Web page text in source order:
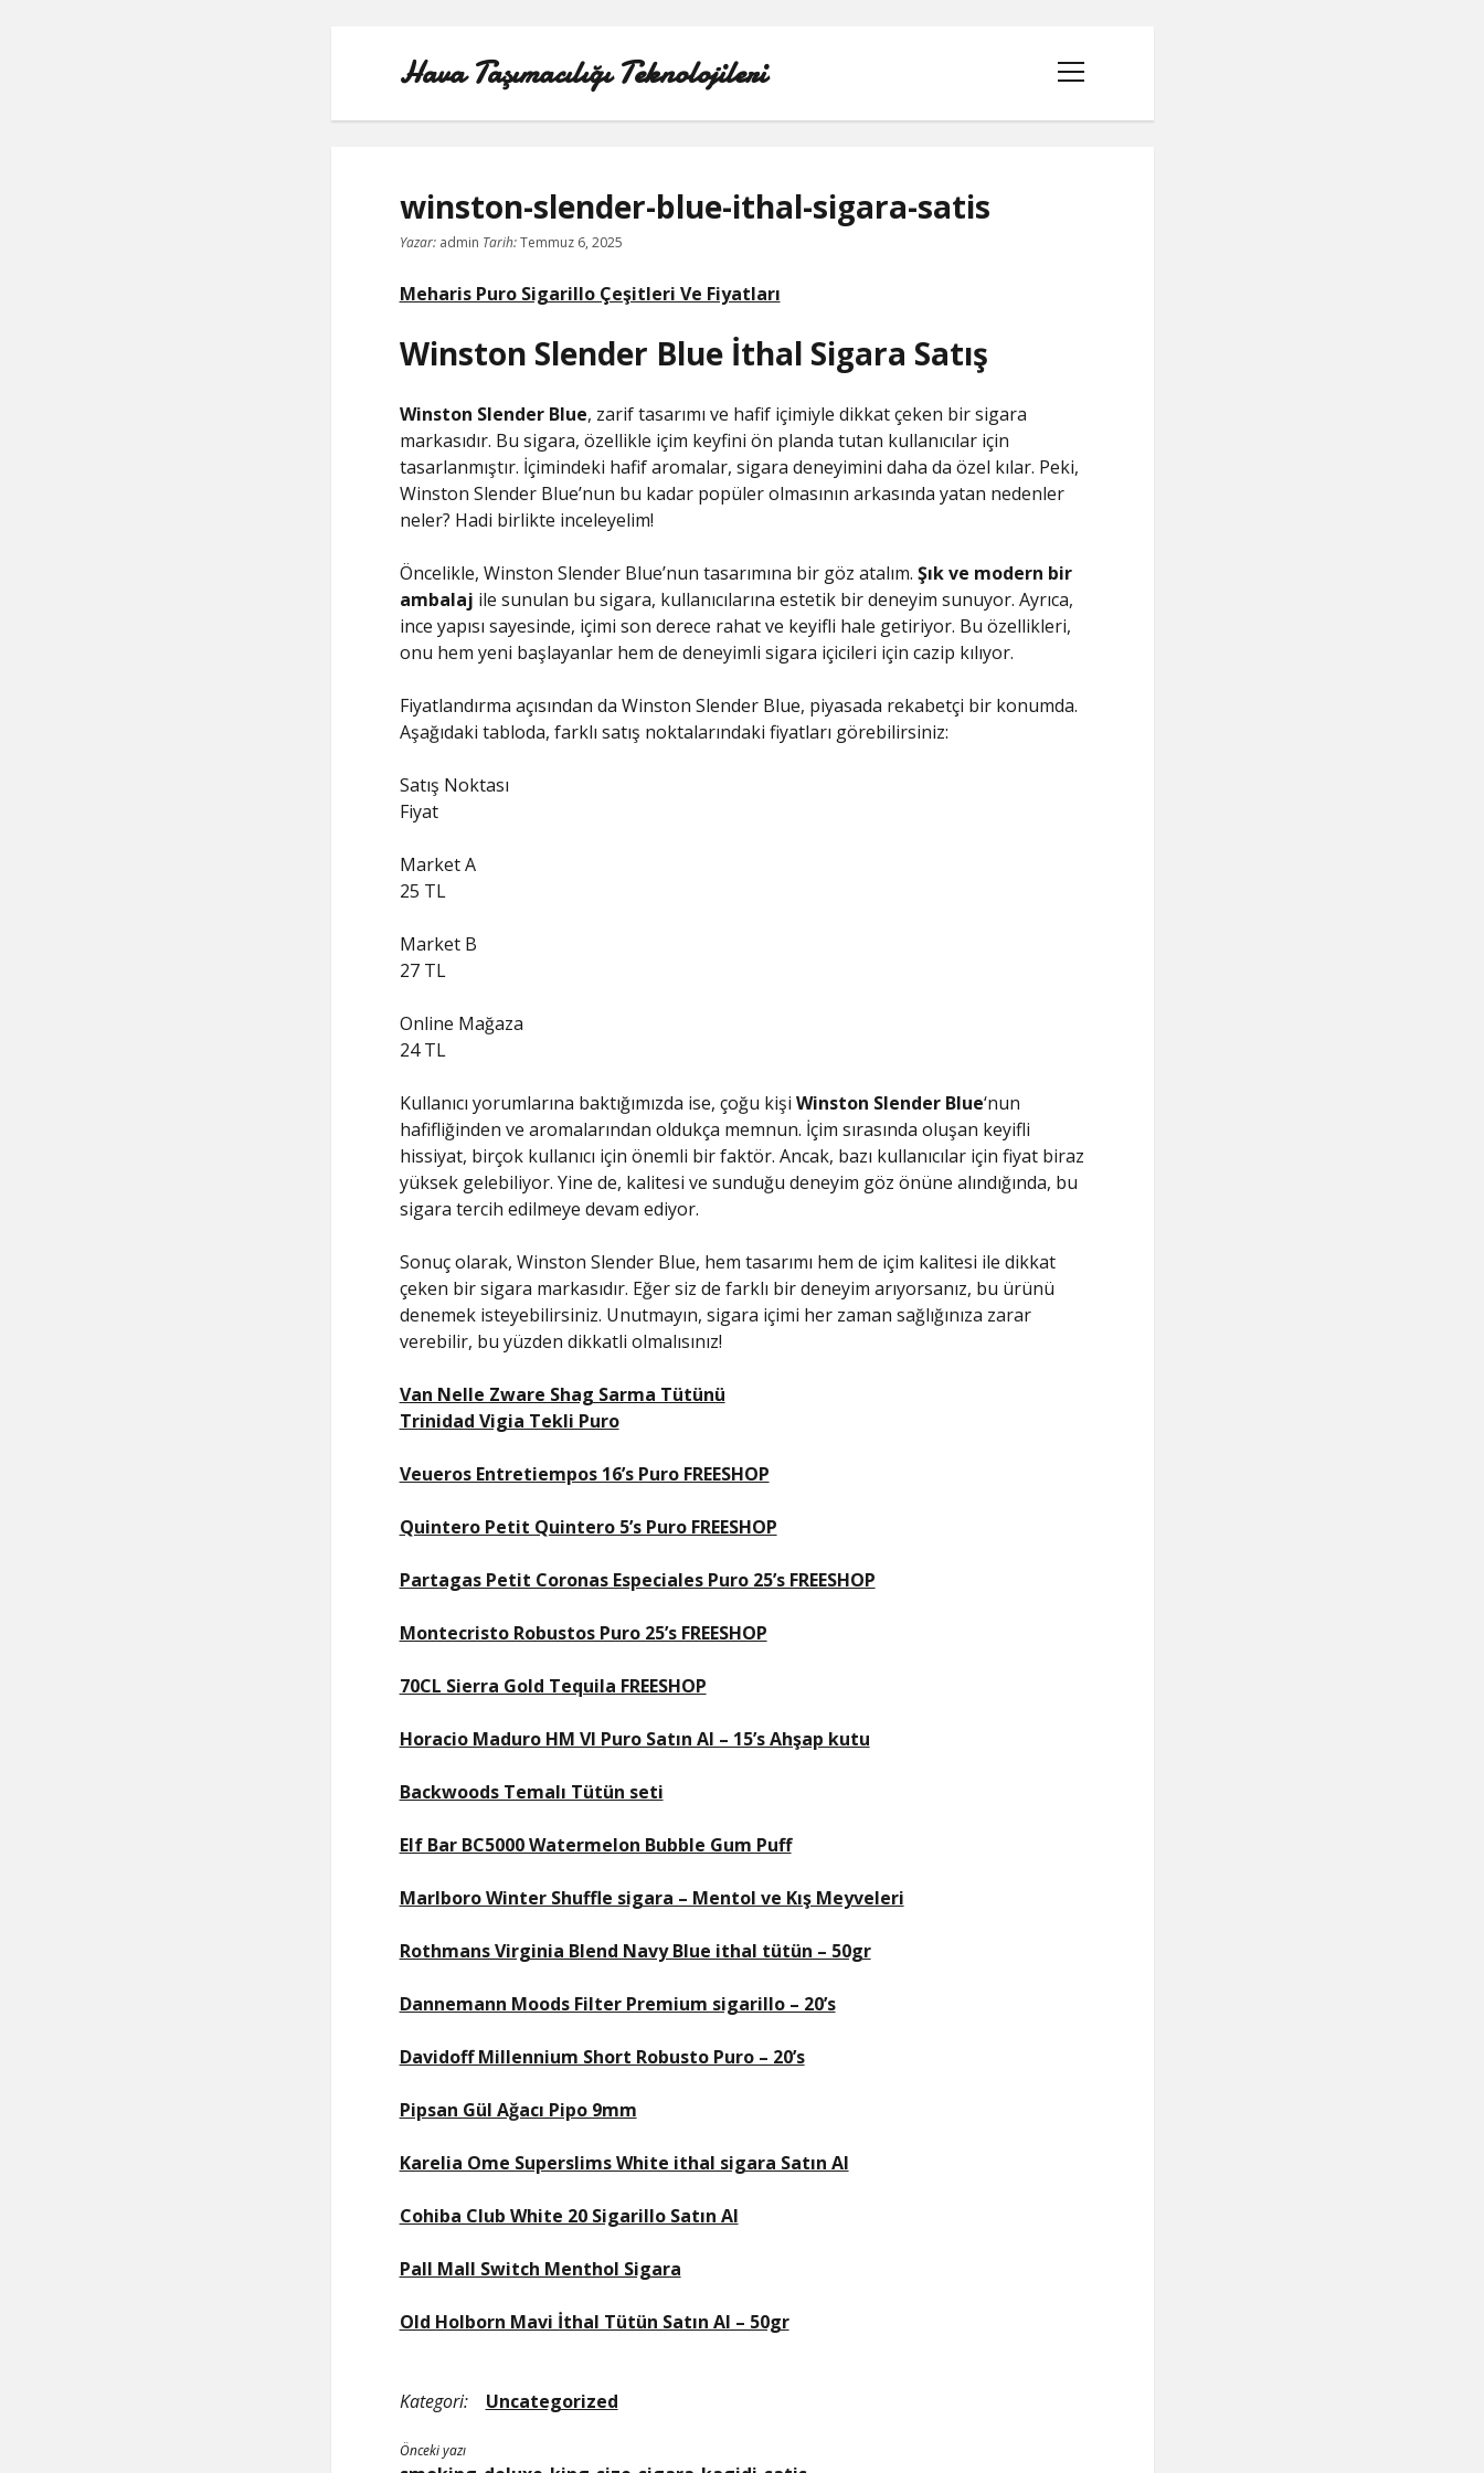
Hava Taşımacılığı Teknolojileri
menüyü
aç
LINKEDIN BEĞENI ATMA HILESI BEDAVA
LISTE
SAYFA LISTESI
ÜCRETSIZ ŞIFRESIZ YOUTUBE BEĞENI HILESI
winston-slender-blue-ithal-sigara-satis
Yazar:admin Tarih:Temmuz 6, 2025
Meharis Puro Sigarillo Çeşitleri Ve Fiyatları
Winston Slender Blue İthal Sigara Satış
Winston Slender Blue, zarif tasarımı ve hafif içimiyle dikkat çeken bir sigara
markasıdır. Bu sigara, özellikle içim keyfini ön planda tutan kullanıcılar için
tasarlanmıştır. İçimindeki hafif aromalar, sigara deneyimini daha da özel kılar. Peki,
Winston Slender Blue’nun bu kadar popüler olmasının arkasında yatan nedenler
neler? Hadi birlikte inceleyelim!
Öncelikle, Winston Slender Blue’nun tasarımına bir göz atalım. Şık ve modern bir
ambalaj ile sunulan bu sigara, kullanıcılarına estetik bir deneyim sunuyor. Ayrıca,
ince yapısı sayesinde, içimi son derece rahat ve keyifli hale getiriyor. Bu özellikleri,
onu hem yeni başlayanlar hem de deneyimli sigara içicileri için cazip kılıyor.
Fiyatlandırma açısından da Winston Slender Blue, piyasada rekabetçi bir konumda.
Aşağıdaki tabloda, farklı satış noktalarındaki fiyatları görebilirsiniz:
Satış Noktası
Fiyat
Market A
25 TL
Market B
27 TL
Online Mağaza
24 TL
Kullanıcı yorumlarına baktığımızda ise, çoğu kişi Winston Slender Blue‘nun
hafifliğinden ve aromalarından oldukça memnun. İçim sırasında oluşan keyifli
hissiyat, birçok kullanıcı için önemli bir faktör. Ancak, bazı kullanıcılar için fiyat biraz
yüksek gelebiliyor. Yine de, kalitesi ve sunduğu deneyim göz önüne alındığında, bu
sigara tercih edilmeye devam ediyor.
Sonuç olarak, Winston Slender Blue, hem tasarımı hem de içim kalitesi ile dikkat
çeken bir sigara markasıdır. Eğer siz de farklı bir deneyim arıyorsanız, bu ürünü
denemek isteyebilirsiniz. Unutmayın, sigara içimi her zaman sağlığınıza zarar
verebilir, bu yüzden dikkatli olmalısınız!
Van Nelle Zware Shag Sarma Tütünü
Trinidad Vigia Tekli Puro
Veueros Entretiempos 16’s Puro FREESHOP
Quintero Petit Quintero 5’s Puro FREESHOP
Partagas Petit Coronas Especiales Puro 25’s FREESHOP
Montecristo Robustos Puro 25’s FREESHOP
70CL Sierra Gold Tequila FREESHOP
Horacio Maduro HM VI Puro Satın Al – 15’s Ahşap kutu
Backwoods Temalı Tütün seti
Elf Bar BC5000 Watermelon Bubble Gum Puff
Marlboro Winter Shuffle sigara – Mentol ve Kış Meyveleri
Rothmans Virginia Blend Navy Blue ithal tütün – 50gr
Dannemann Moods Filter Premium sigarillo – 20’s
Davidoff Millennium Short Robusto Puro – 20’s
Pipsan Gül Ağacı Pipo 9mm
Karelia Ome Superslims White ithal sigara Satın Al
Cohiba Club White 20 Sigarillo Satın Al
Pall Mall Switch Menthol Sigara
Old Holborn Mavi İthal Tütün Satın Al – 50gr
Kategori: Uncategorized
Önceki yazı